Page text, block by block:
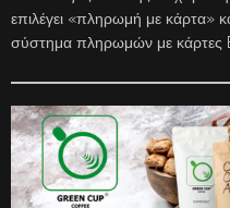
επιλέγει «πληρωμή με κάρτα»
σύστημα πληρωμών με κάρτες